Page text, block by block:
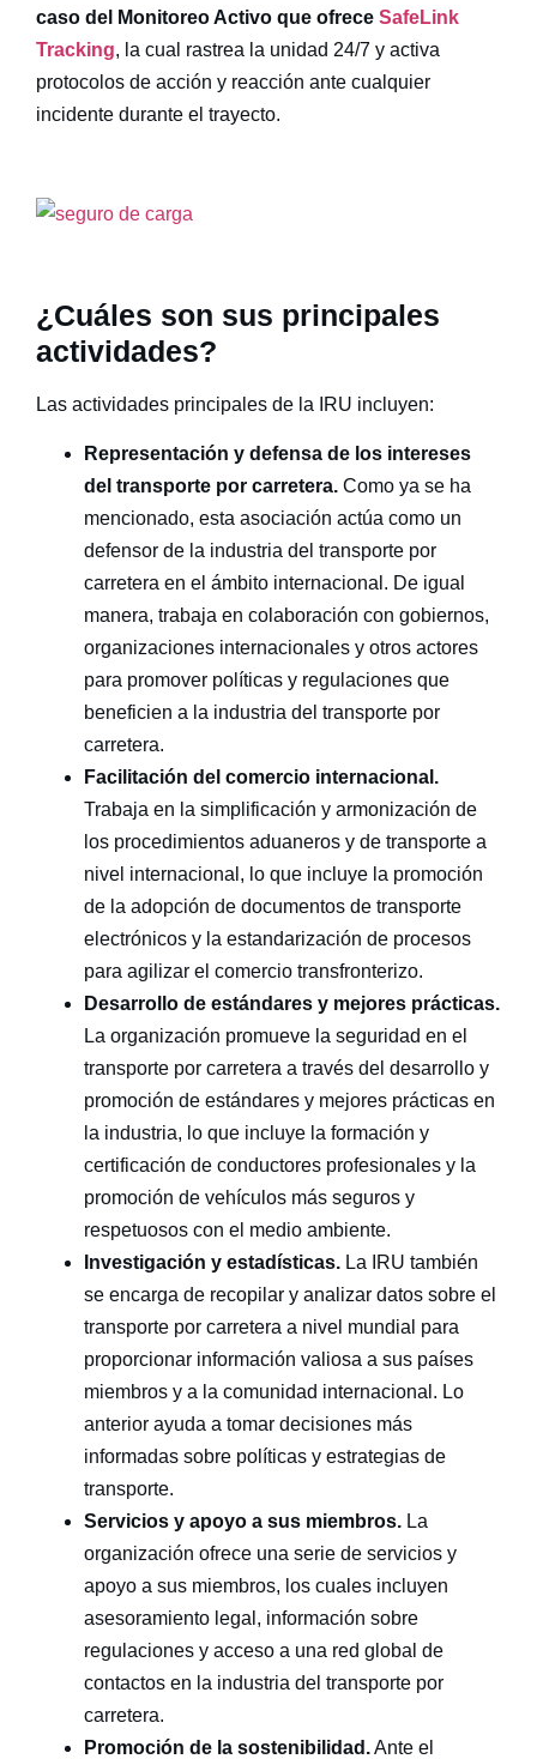
caso del Monitoreo Activo que ofrece SafeLink
Tracking, la cual rastrea la unidad 24/7 y activa
protocolos de acción y reacción ante cualquier
incidente durante el trayecto.
¿Cuáles son sus principales
actividades?
Las actividades principales de la IRU incluyen:
Representación y defensa de los intereses
del transporte por carretera. Como ya se ha
mencionado, esta asociación actúa como un
defensor de la industria del transporte por
carretera en el ámbito internacional. De igual
manera, trabaja en colaboración con gobiernos,
organizaciones internacionales y otros actores
para promover políticas y regulaciones que
beneficien a la industria del transporte por
carretera.
Facilitación del comercio internacional.
Trabaja en la simplificación y armonización de
los procedimientos aduaneros y de transporte a
nivel internacional, lo que incluye la promoción
de la adopción de documentos de transporte
electrónicos y la estandarización de procesos
para agilizar el comercio transfronterizo.
Desarrollo de estándares y mejores prácticas.
La organización promueve la seguridad en el
transporte por carretera a través del desarrollo y
promoción de estándares y mejores prácticas en
la industria, lo que incluye la formación y
certificación de conductores profesionales y la
promoción de vehículos más seguros y
respetuosos con el medio ambiente.
Investigación y estadísticas. La IRU también
se encarga de recopilar y analizar datos sobre el
transporte por carretera a nivel mundial para
proporcionar información valiosa a sus países
miembros y a la comunidad internacional. Lo
anterior ayuda a tomar decisiones más
informadas sobre políticas y estrategias de
transporte.
Servicios y apoyo a sus miembros. La
organización ofrece una serie de servicios y
apoyo a sus miembros, los cuales incluyen
asesoramiento legal, información sobre
regulaciones y acceso a una red global de
contactos en la industria del transporte por
carretera.
Promoción de la sostenibilidad.Ante el